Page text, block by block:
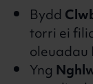
Bydd
torri ei
oleuadau
Yng